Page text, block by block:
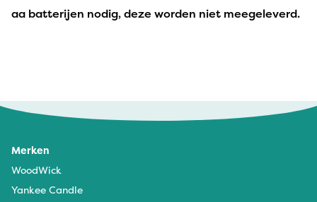
aa batterijen nodig, deze worden niet meegeleverd.
Merken
WoodWick
Yankee Candle